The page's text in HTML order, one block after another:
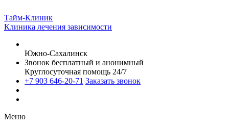
Тайм-Клиник
Клиника лечения зависимости
Южно-Сахалинск
Звонок бесплатный и анонимный
Круглосуточная помощь 24/7
+7 903 646-20-71 Заказать звонок
Меню